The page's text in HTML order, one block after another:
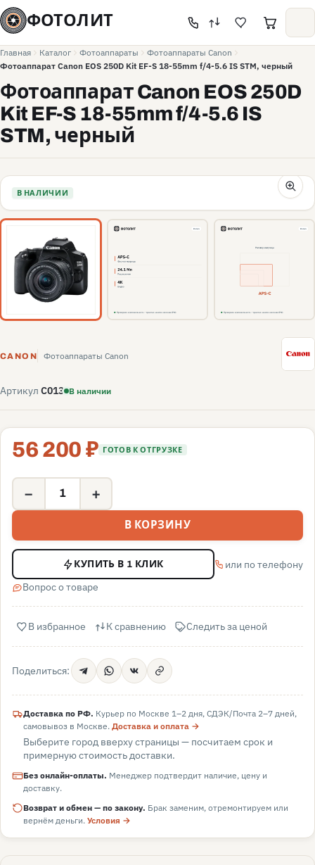
ФОТОЛИТ
Главная Каталог Фотоаппараты
Фотоаппараты Canon
Фотоаппарат Canon EOS 250D Kit EF-S 18-55mm f/4-5.6 IS STM, черный
Фотоаппарат Canon EOS 250D
Kit EF-S 18-55mm f/4-5.6 IS
STM, черный
В НАЛИЧИИ
CANON Фотоаппараты Canon C
Артикул C013 В наличии
56 200 ₽ ГОТОВ К ОТГРУЗКЕ
− +
В КОРЗИНУ
КУПИТЬ В 1 КЛИК
или по телефону
Вопрос о товаре
В избранное К сравнению Следить за ценой
Поделиться:
Доставка по РФ. Курьер по Москве 1–2 дня, СДЭК/Почта 2–7 дней,
самовывоз в Москве.Доставка и оплата →
Выберите город вверху страницы — посчитаем срок и
примерную стоимость доставки.
Без онлайн-оплаты. Менеджер подтвердит наличие, цену и
доставку.
Возврат и обмен — по закону. Брак заменим, отремонтируем или
вернём деньги. Условия →